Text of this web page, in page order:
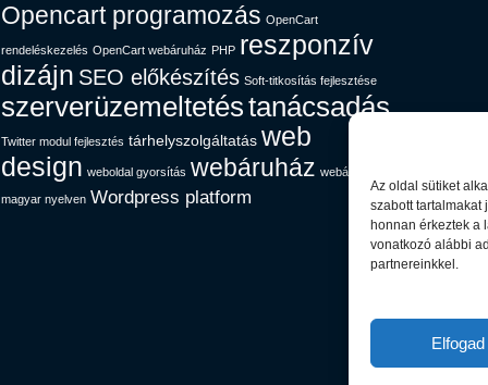
Az oldal sütiket
szabott tartalmakat
honnan érkeztek a
vonatkozó alábbi
partnereinkkel.
Elfogad
Opencart programozás OpenCart
rendeléskezelés OpenCart webáruház PHP reszponzív
dizájn SEO előkészítés Soft-titkosítás fejlesztése
szerverüzemeltetéstanácsadás
Twitter modul fejlesztés tárhelyszolgáltatás web
design weboldal gyorsítás webáruház webáruház
magyar nyelven Wordpress platform